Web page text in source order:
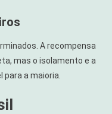
A recompensa
mas o isolamento e a
a maioria.